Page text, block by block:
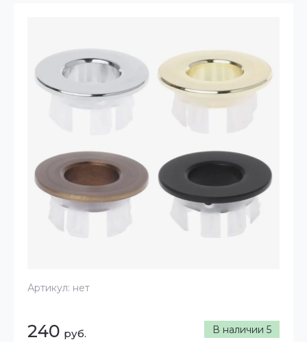
Артикул: нет
В наличии 5
240 руб.